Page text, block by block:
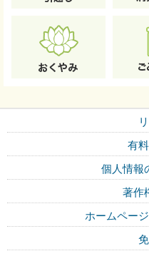
有
個人情報
著作
ホームペー